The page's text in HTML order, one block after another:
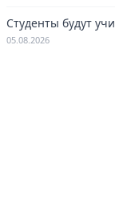
Студенты будут
05.08.2026